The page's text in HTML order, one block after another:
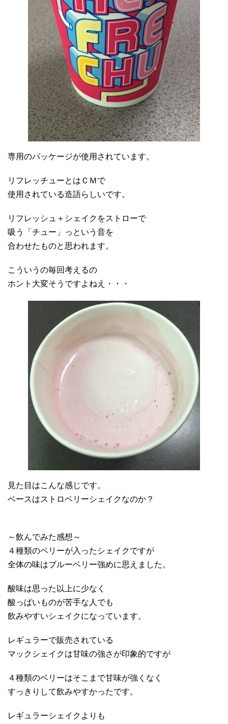
専用のパッケージが使用されています。
リフレッチューとはＣＭで
使用されている造語らしいです。
リフレッシュ＋シェイクをストローで
吸う「チュー」っという音を
合わせたものと思われます。
こういうの毎回考えるの
ホント大変そうですよねえ・・・
見た目はこんな感じです。
ベースはストロベリーシェイクなのか？
～飲んでみた感想～
４種類のベリーが入ったシェイクですが
全体の味はブルーベリー強めに思えました。
酸味は思った以上に少なく
酸っぱいものが苦手な人でも
飲みやすいシェイクになっています。
レギュラーで販売されている
マックシェイクは甘味の強さが印象的ですが
４種類のベリーはそこまで甘味が強くなく
すっきりして飲みやすかったです。
レギュラーシェイクよりも